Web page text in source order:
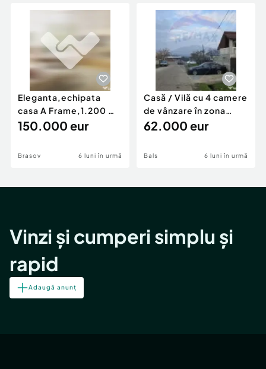
Animale de companie
Afaceri și echipamente profesionale
Inchiriere Bunuri si Vehicule
Utilaje agricole si industriale
Piese auto si accesorii
Dacia Duster
Eleganta,echipata
casa A Frame,1.200 mp
teren,deschidere Pia
150.000 eur
Brasov 6 luni în urmă
Casă / Vilă cu 4 camere
de vânzare în zona
Periferie
62.000 eur
Bals 6 luni în urmă
Vinzi și cumperi simplu și
rapid
Adaugă anunț